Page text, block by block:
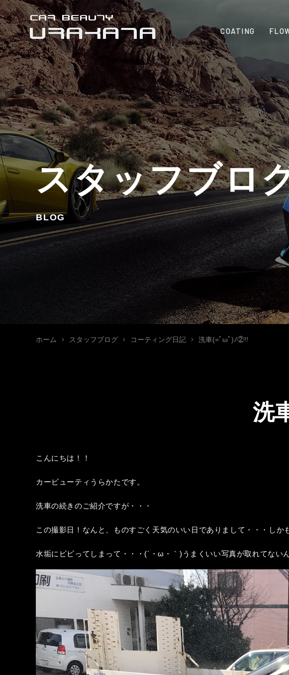
COATING
スタッフブロ
BLOG
ホーム スタッフブログ コーティング日記 洗車(=ﾟωﾟ)ﾉ②!!
洗
こんにちは！！
カービューティうらかたです。
洗車の続きのご紹介ですが・・・
この撮影日！なんと、ものすごく天気のいい日でありまして・・・しか
水垢にビビってしまって・・・(´・ω・｀)うまくいい写真が取れてない